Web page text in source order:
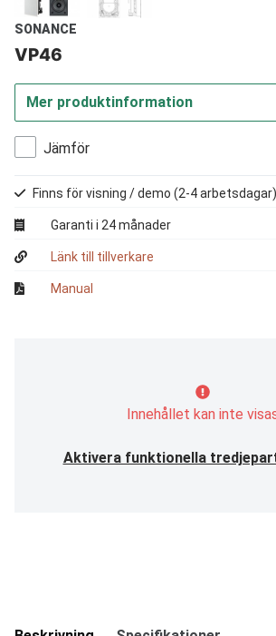
SONANCE
VP46
Mer produktinformation
Jämför
Finns för visning / demo (2-4 arbetsdagar)
Garanti i 24 månader
Länk till tillverkare
Manual
Innehållet kan inte
Aktivera funktionella